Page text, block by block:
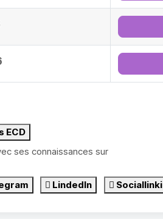
ECD
ses connaissances sur
LindedIn Sociallinki